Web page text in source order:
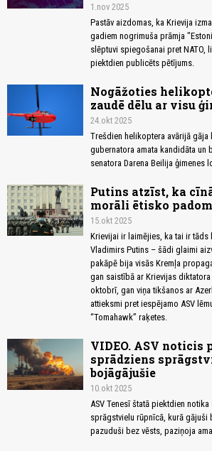
1.nov 2025
Pastāv aizdomas, ka Krievija
gadiem nogrimuša prāmja
slēptuvi spiegošanai pret NATO,
piektdien publicēts pētījums.
Nogāžoties
zaudē dēlu ar visu
24.okt 2025
Trešdien helikoptera avārijā gāja
gubernatora amata kandidāta un
senatora Darena Beilija ģimenes
Putins atzīst, ka
morāli ētisko
15.okt 2025
Krievijai ir laimējies, ka tai ir
Vladimirs Putins – šādi glaimi
pakāpē bija visās Kremļa
gan saistībā ar Krievijas
oktobrī, gan viņa tikšanos ar
attieksmi pret iespējamo ASV
“Tomahawk” raķetes.
VIDEO. ASV noticis
sprādziens
bojāgājušie
10.okt 2025
ASV Tenesī štatā piektdien
sprāgstvielu rūpnīcā, kurā gājuši
pazuduši bez vēsts, paziņoja